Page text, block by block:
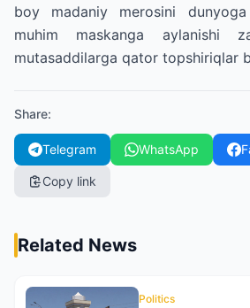
boy madaniy merosini
muhim maskanga aylanishi
mutasaddilarga qator topshiriqlar
Share:
Telegram WhatsApp
Copy link
Related News
Politics